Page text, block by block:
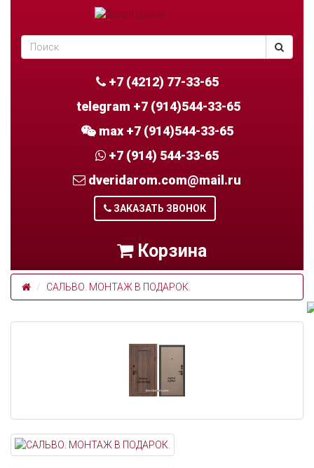
+7 (4212) 77-33-65
telegram +7 (914)544-33-65
max +7 (914)544-33-65
+7 (914) 544-33-65
dveridarom.com@mail.ru
ЗАКАЗАТЬ ЗВОНОК
Корзина
САЛЬВО. МОНТАЖ В ПОДАРОК.